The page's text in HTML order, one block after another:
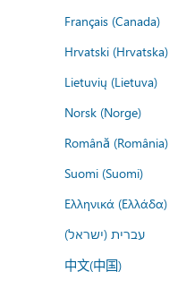
Français (Canada)
Hrvatski (Hrvatska)
Lietuvių (Lietuva)
Norsk (Norge)
Română (România)
Suomi (Suomi)
Ελληνικά (Ελλάδα)
עברית (ישראל)
中文(中国)